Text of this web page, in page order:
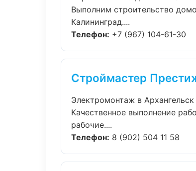
Выполним строительство
Калининград....
Телефон: +7 (967) 104-61-30
Строймастер
Электромонтаж в Архангельск
Качественное выполнение
рабочие....
Телефон: 8 (902) 504 11 58